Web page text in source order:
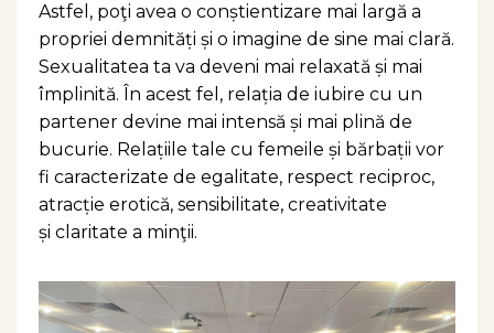
Astfel, poţi avea o conștientizare mai largă a
propriei demnități și o imagine de sine mai clară.
Sexualitatea ta va deveni mai relaxată și mai
împlinită. În acest fel, relația de iubire cu un
partener devine mai intensă și mai plină de
bucurie. Relațiile tale cu femeile și bărbații vor
fi caracterizate de egalitate, respect reciproc,
atracție erotică, sensibilitate, creativitate
și claritate a minţii.